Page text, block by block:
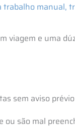
manual,
viagem e uma
sem aviso prévio
ou são mal